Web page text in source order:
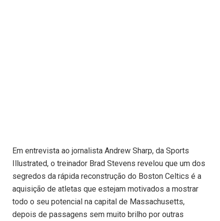
Em entrevista ao jornalista Andrew Sharp, da Sports
Illustrated, o treinador Brad Stevens revelou que um dos
segredos da rápida reconstrução do Boston Celtics é a
aquisição de atletas que estejam motivados a mostrar
todo o seu potencial na capital de Massachusetts,
depois de passagens sem muito brilho por outras